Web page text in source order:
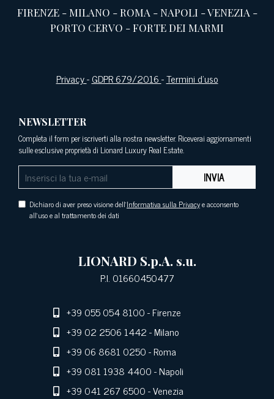
FIRENZE-MILANO -ROMA -NAPOLI -VENEZIA -
PORTO CERVO -FORTE DEI MARMI
Privacy-GDPR 679/2016-Termini d’uso
NEWSLETTER
Completa il form per iscriverti alla nostra newsletter. Riceverai aggiornamenti
sulle esclusive proprietà di Lionard Luxury Real Estate.
INVIA
Dichiaro di aver preso visione dell'Informativa sulla Privacye acconsento
all'uso e al trattamento dei dati
LIONARD S.p.A. s.u.
P.I. 01660450477
+39 055 054 8100- Firenze
+39 02 2506 1442- Milano
+39 06 8681 0250- Roma
+39 081 1938 4400- Napoli
+39 041 267 6500- Venezia